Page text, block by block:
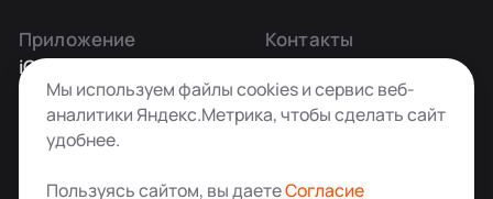
Приложение
iOS
Android
Контакты
Заказать звонок
+7 495 181-55-45
info@kladovkin.ru
Мы используем файлы cookies и сервис веб-
аналитики Яндекс.Метрика, чтобы сделать сайт
удобнее.
Пользуясь сайтом, вы даетеСогласие